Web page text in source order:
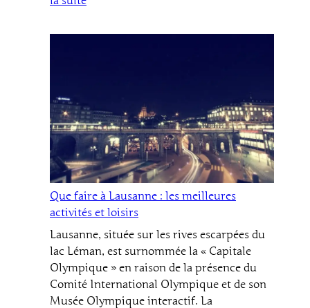
sont
à
visiter
dans
le
canton
de
Vaud
pour
un
tourisme
en
famille
Que faire à Lausanne : les meilleures
activités et loisirs
Lausanne, située sur les rives escarpées du
lac Léman, est surnommée la « Capitale
Olympique » en raison de la présence du
Comité International Olympique et de son
Musée Olympique interactif. La